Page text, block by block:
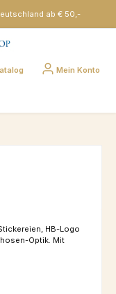
ab € 50,-
Mein Konto